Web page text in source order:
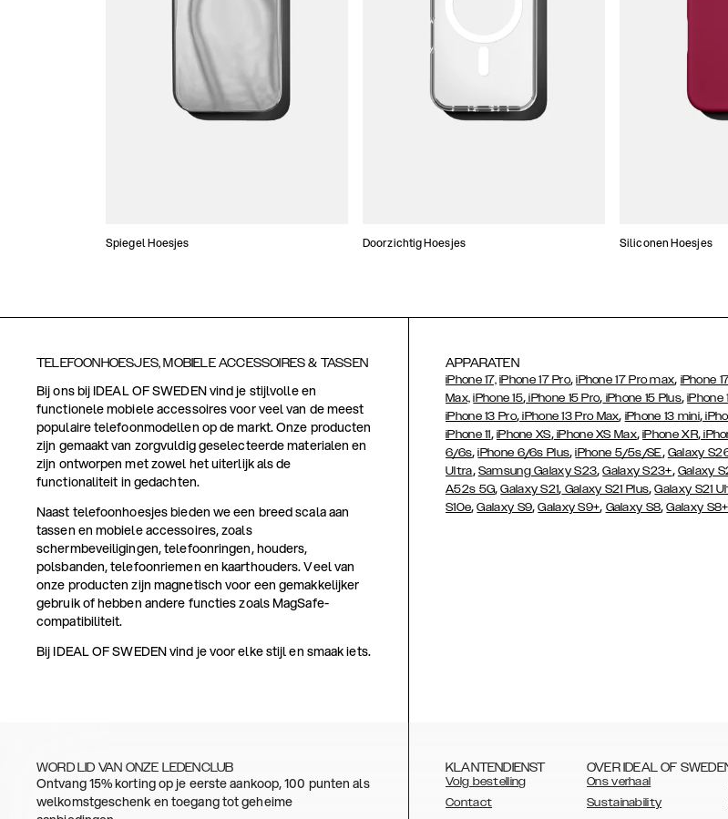
Spiegel Hoesjes Doorzichtig Hoesjes Siliconen Hoesjes
TELEFOONHOESJES, MOBIELE ACCESSOIRES & TASSEN
Bij ons bij IDEAL OF SWEDEN vind je stijlvolle en
functionele mobiele accessoires voor veel van de meest
populaire telefoonmodellen op de markt. Onze producten
zijn gemaakt van zorgvuldig geselecteerde materialen en
zijn ontworpen met zowel het uiterlijk als de
functionaliteit in gedachten.
Naast telefoonhoesjes bieden we een breed scala aan
tassen en mobiele accessoires, zoals
schermbeveiligingen, telefoonringen, houders,
polsbanden, telefoonriemen en kaarthouders. Veel van
onze producten zijn magnetisch voor een gemakkelijker
gebruik of hebben andere functies zoals MagSafe-
compatibiliteit.
Bij IDEAL OF SWEDEN vind je voor elke stijl en smaak iets.
APPARATEN
iPhone 17, iPhone 17 Pro,iPhone 17 Pro max, iPhone
Max, iPhone 15, iPhone 15 Pro, iPhone 15 Plus,iPhone
iPhone 13 Pro, iPhone 13 Pro Max, iPhone 13 mini,
iPhone 11, iPhone XS,iPhone XS Max,iPhone XR,
6/6s,iPhone 6/6s Plus,iPhone 5/5s/SE, Galaxy
Ultra, Samsung Galaxy S23,Galaxy S23+, Galaxy
A52s 5G,Galaxy S21, Galaxy S21 Plus,Galaxy S21
S10e,Galaxy S9,Galaxy S9+, Galaxy S8,Galaxy S8+
WORD LID VAN ONZE LEDENCLUB
Ontvang 15% korting op je eerste aankoop, 100 punten als
welkomstgeschenk en toegang tot geheime
KLANTENDIENST
Volg bestelling
Contact
OVER IDEAL OF
Ons verhaal
Sustainability